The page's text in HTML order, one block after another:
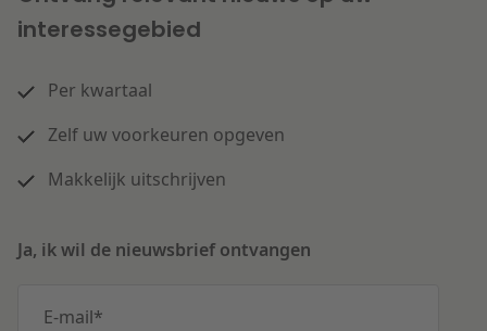
interessegebied
Per kwartaal
Zelf uw voorkeuren opgeven
Makkelijk uitschrijven
Ja, ik wil de nieuwsbrief ontvangen
E-mail*